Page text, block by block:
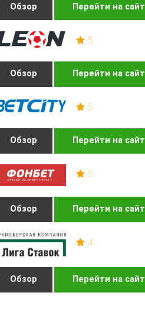
Обзор Перейти на сайт
5
Обзор Перейти на сайт
5
Обзор Перейти на сайт
5
Обзор Перейти на сайт
4
Обзор Перейти на сайт